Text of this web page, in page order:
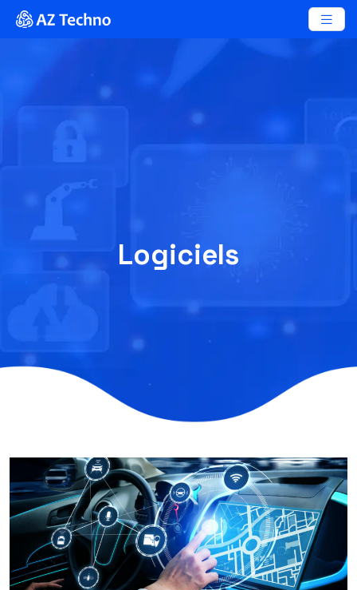
Logiciels